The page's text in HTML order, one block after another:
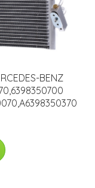
BENZ